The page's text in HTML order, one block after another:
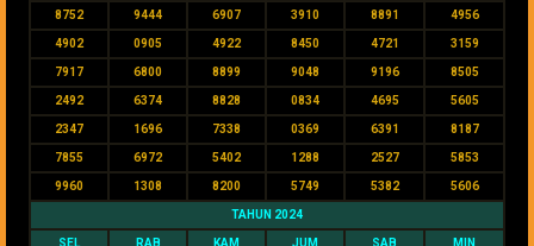
8752 9444 6907 3910 8891 4956
4902 0905 4922 8450 4721 3159
7917 6800 8899 9048 9196 8505
2492 6374 8828 0834 4695 5605
2347 1696 7338 0369 6391 8187
7855 6972 5402 1288 2527 5853
9960 1308 8200 5749 5382 5606
TAHUN 2024